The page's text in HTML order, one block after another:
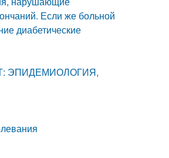
Если же больной
диабетические
ЭПИДЕМИОЛОГИЯ,